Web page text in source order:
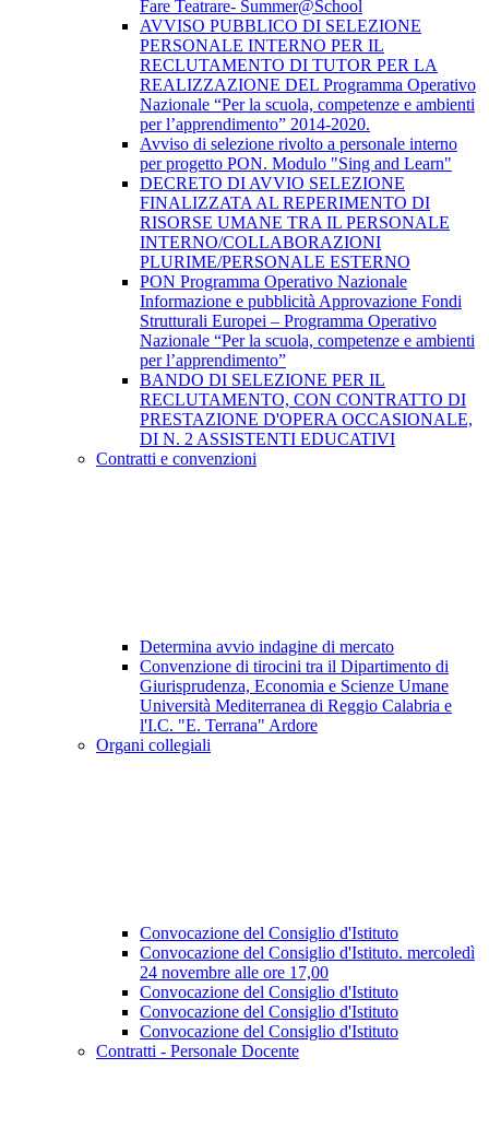
Fare Teatrare- Summer@School
AVVISO PUBBLICO DI SELEZIONE
PERSONALE INTERNO PER IL
RECLUTAMENTO DI TUTOR PER LA
REALIZZAZIONE DEL Programma Operativo
Nazionale “Per la scuola, competenze e ambienti
per l’apprendimento” 2014-2020.
Avviso di selezione rivolto a personale interno
per progetto PON. Modulo "Sing and Learn"
DECRETO DI AVVIO SELEZIONE
FINALIZZATA AL REPERIMENTO DI
RISORSE UMANE TRA IL PERSONALE
INTERNO/COLLABORAZIONI
PLURIME/PERSONALE ESTERNO
PON Programma Operativo Nazionale
Informazione e pubblicità Approvazione Fondi
Strutturali Europei – Programma Operativo
Nazionale “Per la scuola, competenze e ambienti
per l’apprendimento”
BANDO DI SELEZIONE PER IL
RECLUTAMENTO, CON CONTRATTO DI
PRESTAZIONE D'OPERA OCCASIONALE,
DI N. 2 ASSISTENTI EDUCATIVI
Contratti e convenzioni
Determina avvio indagine di mercato
Convenzione di tirocini tra il Dipartimento di
Giurisprudenza, Economia e Scienze Umane
Università Mediterranea di Reggio Calabria e
l'I.C. "E. Terrana" Ardore
Organi collegiali
Convocazione del Consiglio d'Istituto
Convocazione del Consiglio d'Istituto. mercoledì
24 novembre alle ore 17,00
Convocazione del Consiglio d'Istituto
Convocazione del Consiglio d'Istituto
Convocazione del Consiglio d'Istituto
Contratti - Personale Docente